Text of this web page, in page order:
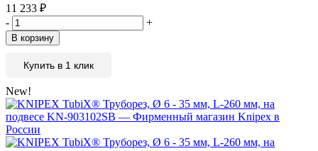
11 233 ₽
-
+
В корзину
Купить в 1 клик
New!